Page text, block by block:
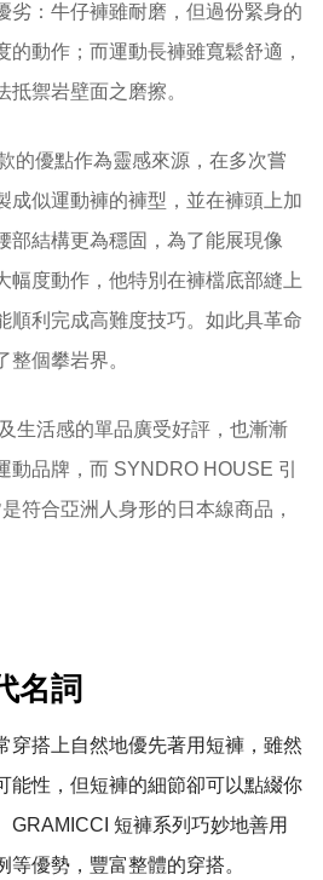
劣：牛仔褲雖耐磨，但過份緊身的
的動作；而運動長褲雖寬鬆舒適，
禦岩壁面之磨擦。
的優點作為靈感來源，在多次嘗
成似運動褲的褲型，並在褲頭上加
部結構更為穩固，為了能展現像
幅度動作，他特別在褲檔底部縫上
順利完成高難度技巧。如此具革命
個攀岩界。
生活感的單品廣受好評，也漸漸
動品牌，而 SYNDRO HOUSE 引
符合亞洲人身形的日本線商品，
名詞
穿搭上自然地優先著用短褲，雖然
能性，但短褲的細節卻可以點綴你
GRAMICCI 短褲系列巧妙地善用
優勢，豐富整體的穿搭。